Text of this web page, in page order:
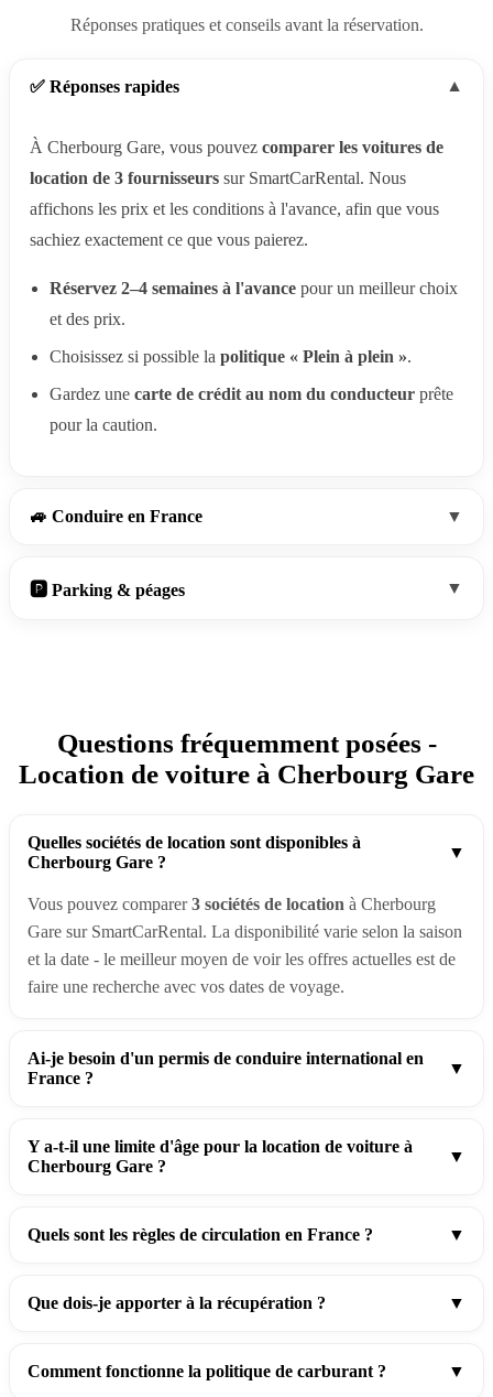
Réponses pratiques et conseils avant la réservation.
✅ Réponses rapides ▼
À Cherbourg Gare, vous pouvez comparer les voitures de
location de 3 fournisseurs sur SmartCarRental. Nous
affichons les prix et les conditions à l'avance, afin que vous
sachiez exactement ce que vous paierez.
Réservez 2–4 semaines à l'avance pour un meilleur choix
et des prix.
Choisissez si possible la politique « Plein à plein ».
Gardez une carte de crédit au nom du conducteur prête
pour la caution.
🚙 Conduire en France ▼
🅿️ Parking & péages ▼
Questions fréquemment posées -
Location de voiture à Cherbourg Gare
Quelles sociétés de location sont disponibles à
Cherbourg Gare ?
▼
Vous pouvez comparer3 sociétés de location à Cherbourg
Gare sur SmartCarRental. La disponibilité varie selon la saison
et la date - le meilleur moyen de voir les offres actuelles est de
faire une recherche avec vos dates de voyage.
Ai-je besoin d'un permis de conduire international en
France ?
▼
Y a-t-il une limite d'âge pour la location de voiture à
Cherbourg Gare ?
▼
Quels sont les règles de circulation en France ? ▼
Que dois-je apporter à la récupération ? ▼
Comment fonctionne la politique de carburant ? ▼